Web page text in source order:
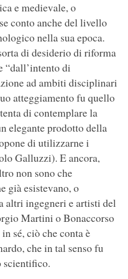
e medievale, o
conto anche del livello
nella sua epoca.
di desiderio di riforma
“dall’intento di
ad ambiti disciplinari
atteggiamento fu quello
di contemplare la
elegante prodotto della
di utilizzarne i
Galluzzi). E ancora,
non sono che
già esistevano, o
altri ingegneri e artisti del
Martini o Bonaccorso
sé, ciò che conta è
che in tal senso fu
scientifico.